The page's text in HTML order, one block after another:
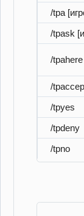
/tpa
/tpask
/tpahere
/
/tpyes
/tpdeny
/tpno